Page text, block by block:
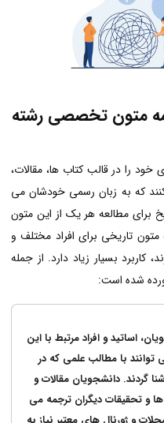
متون تخصصی رشته
را در قالب کتاب ها، مقالات،
که به زبان رسمی خودشان می
برای مطالعه هر یک از این متون
تاریخی برای افراد مختلف و
کاربرد بسیار زیاد دارد. از جمله
شده است:
اساتید و افراد مرتبط با این
توانند با مطالب علمی که در
گردند. دانشجویان مقالات و
و تحقیقات دیگران ترجمه می